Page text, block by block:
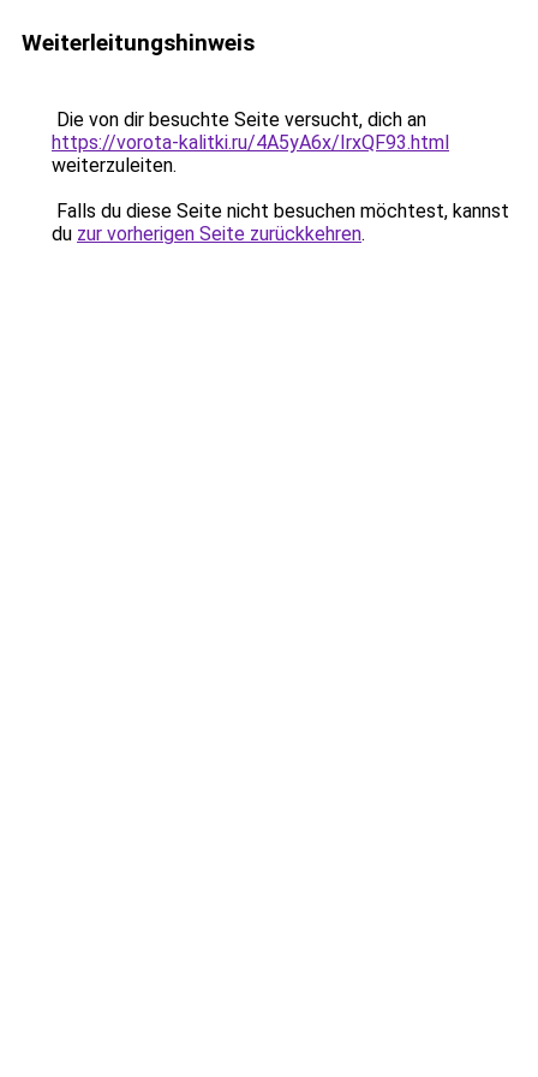
Weiterleitungshinweis
Die von dir besuchte Seite versucht, dich an
https://vorota-kalitki.ru/4A5yA6x/IrxQF93.html
weiterzuleiten.
Falls du diese Seite nicht besuchen möchtest, kannst
du zur vorherigen Seite zurückkehren.